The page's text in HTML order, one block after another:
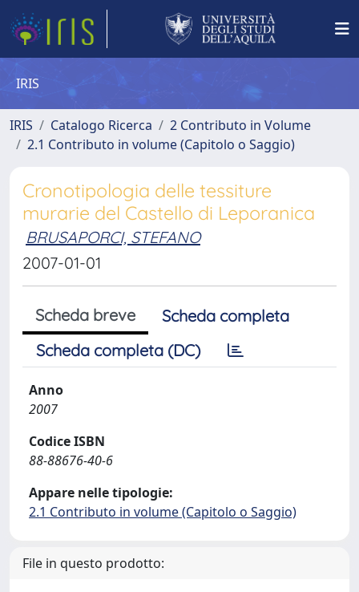
IRIS
IRIS Catalogo Ricerca
2 Contributo in Volume
2.1 Contributo in volume (Capitolo o Saggio)
Cronotipologia delle tessiture
murarie del Castello di Leporanica
BRUSAPORCI, STEFANO
2007-01-01
Scheda breve
Scheda completa
Scheda completa (DC)
Anno
2007
Codice ISBN
88-88676-40-6
Appare nelle tipologie:
2.1 Contributo in volume (Capitolo o Saggio)
File in questo prodotto: